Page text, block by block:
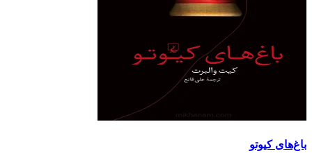
باغ‌های کیوتو